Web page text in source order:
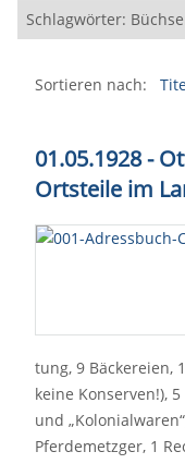
Schlagwörter:
Sortieren nach:
01.05.1928 -
Ortsteile im
tung, 9 Bäckereien,
keine Konserven!),
und
Pferdemetzger, 1